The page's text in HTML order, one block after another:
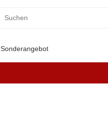
Sonderangebot